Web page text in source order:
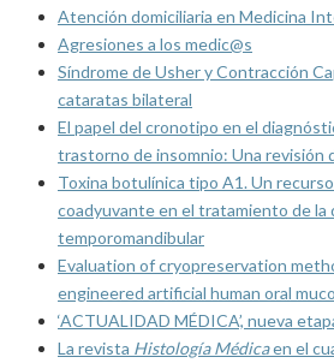
Atención domiciliaria en Medicina
Agresiones a los medic@s
Síndrome de Usher y Contracción
cataratas bilateral
El papel del cronotipo en el
trastorno de insomnio: Una revisión
Toxina botulínica tipo A1. Un
coadyuvante en el tratamiento de la
temporomandibular
Evaluation of cryopreservation
engineered artificial human oral
‘ACTUALIDAD MÉDICA’, nueva
La revista Histología Médicaen el